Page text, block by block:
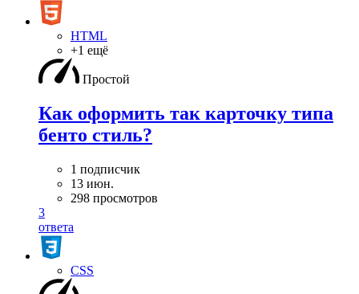
HTML
+1 ещё
Простой
Как оформить так карточку типа
бенто стиль?
1 подписчик
13 июн.
298 просмотров
3
ответа
CSS